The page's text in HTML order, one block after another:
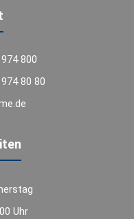
800
80 80
Uhr